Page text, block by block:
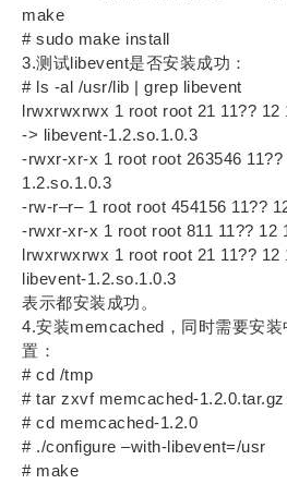
make
# sudo make install
3.测试libevent是否安装成功：
# ls -al /usr/lib | grep libevent
lrwxrwxrwx 1 root root 21 11?? 12
-> libevent-1.2.so.1.0.3
-rwxr-xr-x 1 root root 263546
1.2.so.1.0.3
-rw-r–r– 1 root root 454156 11??
-rwxr-xr-x 1 root root 811 11?? 12
lrwxrwxrwx 1 root root 21 11?? 12
libevent-1.2.so.1.0.3
表示都安装成功。
4.安装memcached，同时需要安
置：
# cd /tmp
# tar zxvf memcached-1.2.0.tar.gz
# cd memcached-1.2.0
# ./configure –with-libevent=/usr
# make